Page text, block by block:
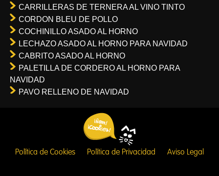
CARRILLERAS DE TERNERA AL VINO TINTO
CORDON BLEU DE POLLO
COCHINILLO ASADO AL HORNO
LECHAZO ASADO AL HORNO PARA NAVIDAD
CABRITO ASADO AL HORNO
PALETILLA DE CORDERO AL HORNO PARA
NAVIDAD
PAVO RELLENO DE NAVIDAD
Política de Cookies Política de Privacidad Aviso Legal